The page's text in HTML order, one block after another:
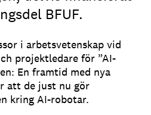
BFUF.
i arbetsvetenskap vid
projektledare för ”AI-
En framtid med nya
att de just nu gör
kring AI-robotar.